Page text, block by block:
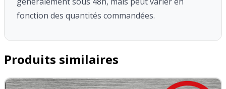
fonction des quantités commandées.
Produits similaires